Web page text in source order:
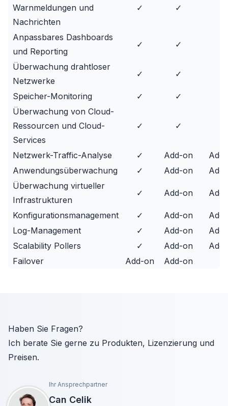
Warnmeldungen und
Nachrichten
✓ ✓
Anpassbares Dashboards
und Reporting
✓ ✓
Überwachung drahtloser
Netzwerke
✓ ✓
Speicher-Monitoring ✓ ✓
Überwachung von Cloud-
Ressourcen und Cloud-
Services
✓ ✓
Netzwerk-Traffic-Analyse ✓ Add-on
Anwendungsüberwachung
✓ Add-on
Überwachung virtueller
Infrastrukturen
✓ Add-on
Konfigurationsmanagement ✓ Add-on
Log-Management
✓ Add-on
Scalability Pollers
✓ Add-on
Failover
Add-on Add-on
Haben Sie Fragen?
Ich berate Sie gerne zu Produkten, Lizenzierung und
Preisen.
Ihr Ansprechpartner
Can Celik